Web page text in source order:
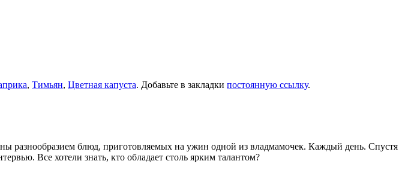
, Тимьян, Цветная капуста. Добавьте в закладки постоянную ссылку.
разнообразием блюд, приготовляемых на ужин одной из владмамочек. Каждый день. Спустя
Все хотели знать, кто обладает столь ярким талантом?